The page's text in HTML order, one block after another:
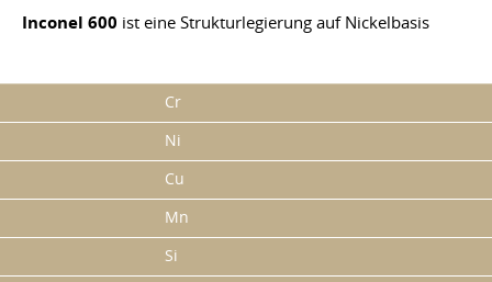
Inconel 600 ist eine Strukturlegierung auf Nickelbasis
Cr
Ni
Cu
Mn
Si